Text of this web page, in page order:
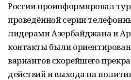
России проинформировал
проведённой серии
лидерами Азербайджана и
контакты были
вариантов скорейшего
действий и выхода на